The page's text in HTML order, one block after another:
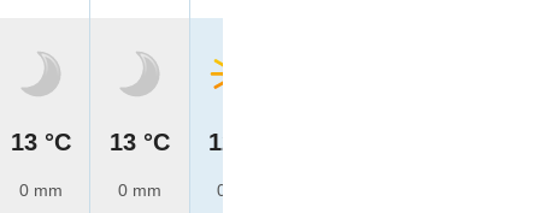
13 °C
0 mm
13 °C
0 mm
12 °C
0 mm